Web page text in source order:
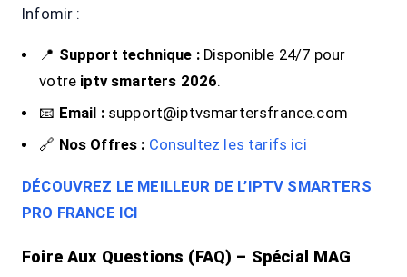
Infomir :
📍 Support technique :Disponible 24/7 pour
votre iptv smarters 2026.
📧 Email : support@iptvsmartersfrance.com
🔗 Nos Offres : Consultez les tarifs ici
DÉCOUVREZ LE MEILLEUR DE L’IPTV SMARTERS
PRO FRANCE ICI
Foire Aux Questions (FAQ) – Spécial MAG